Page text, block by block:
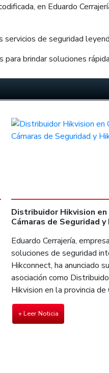
en Eduardo
servicios de seguridad
brindar soluciones
Distribuidor Hikvision en
Cámaras de Seguridad
Eduardo Cerrajería,
soluciones de seguridad
Hikconnect, ha anunciado
asociación como
Hikvision en la provincia de
+ Leer Noticia